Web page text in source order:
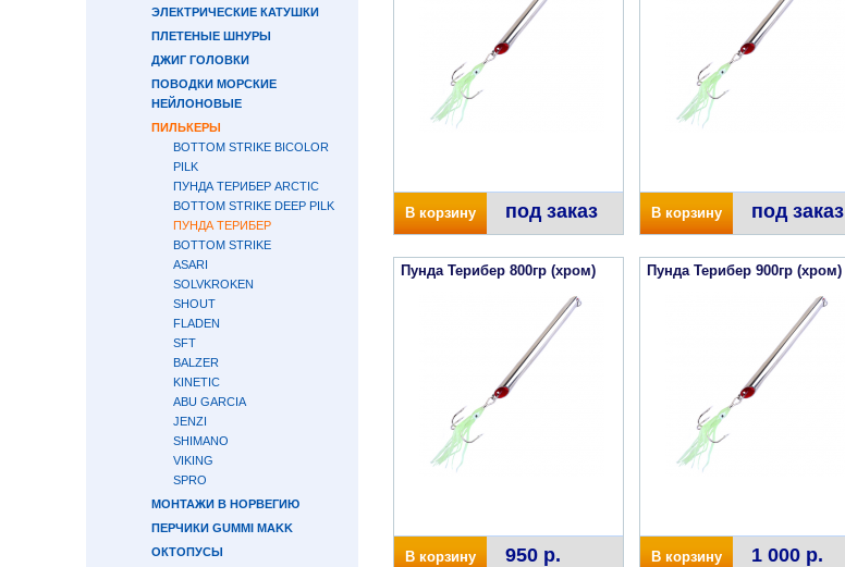
ЭЛЕКТРИЧЕСКИЕ КАТУШКИ
ПЛЕТЕНЫЕ ШНУРЫ
ДЖИГ ГОЛОВКИ
ПОВОДКИ МОРСКИЕ
НЕЙЛОНОВЫЕ
ПИЛЬКЕРЫ
BOTTOM STRIKE BICOLOR
PILK
ПУНДА ТЕРИБЕР ARCTIC
BOTTOM STRIKE DEEP PILK
ПУНДА ТЕРИБЕР
BOTTOM STRIKE
ASARI
SOLVKROKEN
SHOUT
FLADEN
SFT
BALZER
KINETIC
ABU GARCIA
JENZI
SHIMANO
VIKING
SPRO
МОНТАЖИ В НОРВЕГИЮ
ПЕРЧИКИ GUMMI MAKK
ОКТОПУСЫ
В корзину под заказ В корзину под заказ
Пунда Терибер 800гр (хром)
В корзину 950 р.
Пунда Терибер 900гр (хром)
В корзину 1 000 р.